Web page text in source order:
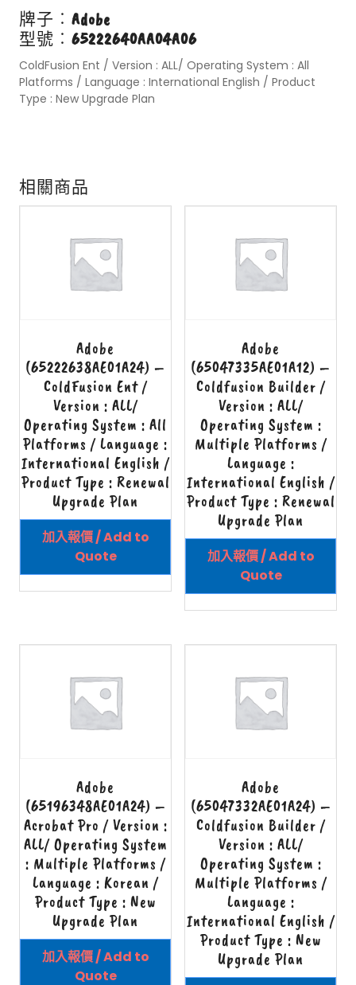
牌子︰ Adobe
型號︰ 65222640AA04A06
ColdFusion Ent / Version : ALL/ Operating System : All
Platforms / Language : International English / Product
Type : New Upgrade Plan
相關商品
Adobe
(65222638AE01A24) –
ColdFusion Ent /
Version : ALL/
Operating System : All
Platforms / Language :
International English /
Product Type : Renewal
Upgrade Plan
加入報價 / Add to
Quote
Adobe
(65047335AE01A12) –
Coldfusion Builder /
Version : ALL/
Operating System :
Multiple Platforms /
Language :
International English /
Product Type : Renewal
Upgrade Plan
加入報價 / Add to
Quote
Adobe
(65196348AE01A24) –
Acrobat Pro / Version :
ALL/ Operating System
: Multiple Platforms /
Language : Korean /
Product Type : New
Upgrade Plan
加入報價 / Add to
Quote
Adobe
(65047332AE01A24) –
Coldfusion Builder /
Version : ALL/
Operating System :
Multiple Platforms /
Language :
International English /
Product Type : New
Upgrade Plan